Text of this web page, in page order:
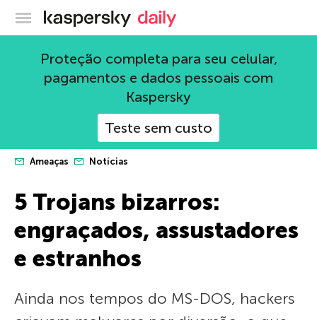
Blog oficial da Kaspersky
Proteção completa para seu celular,
pagamentos e dados pessoais com
Kaspersky
Teste sem custo
Ameaças Notícias
5 Trojans bizarros:
engraçados, assustadores
e estranhos
Ainda nos tempos do MS-DOS, hackers